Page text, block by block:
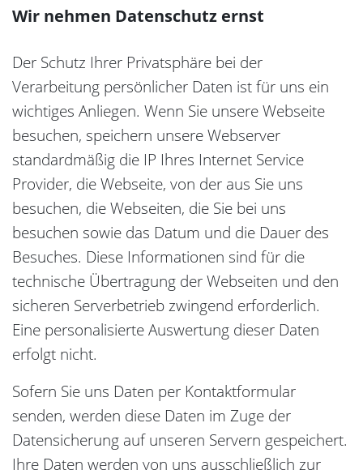
Wir nehmen Datenschutz ernst
Der Schutz Ihrer Privatsphäre bei der
Verarbeitung persönlicher Daten ist für uns ein
wichtiges Anliegen. Wenn Sie unsere Webseite
besuchen, speichern unsere Webserver
standardmäßig die IP Ihres Internet Service
Provider, die Webseite, von der aus Sie uns
besuchen, die Webseiten, die Sie bei uns
besuchen sowie das Datum und die Dauer des
Besuches. Diese Informationen sind für die
technische Übertragung der Webseiten und den
sicheren Serverbetrieb zwingend erforderlich.
Eine personalisierte Auswertung dieser Daten
erfolgt nicht.
Sofern Sie uns Daten per Kontaktformular
senden, werden diese Daten im Zuge der
Datensicherung auf unseren Servern gespeichert.
Ihre Daten werden von uns ausschließlich zur